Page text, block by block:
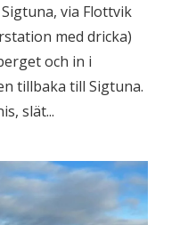
via Flottvik
med dricka)
och in i
tillbaka till Sigtuna.
slät...